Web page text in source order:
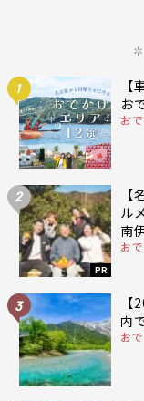
1
お
お
2
PR
ル
南
お
3
内
お